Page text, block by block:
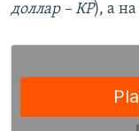
доллар – КР), а